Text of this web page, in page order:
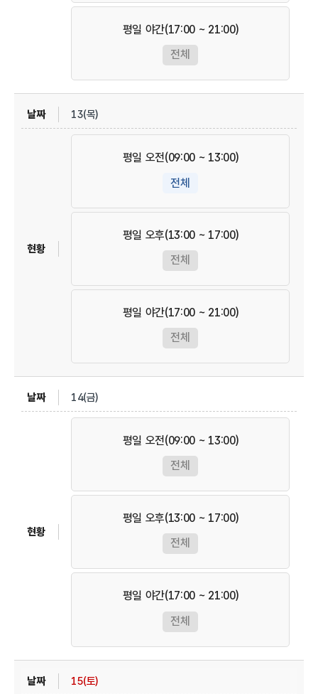
평일 야간(17:00 ~ 21:00)
전체
13(목)
평일 오전(09:00 ~ 13:00)
전체
평일 오후(13:00 ~ 17:00)
전체
평일 야간(17:00 ~ 21:00)
전체
14(금)
평일 오전(09:00 ~ 13:00)
전체
평일 오후(13:00 ~ 17:00)
전체
평일 야간(17:00 ~ 21:00)
전체
15(토)